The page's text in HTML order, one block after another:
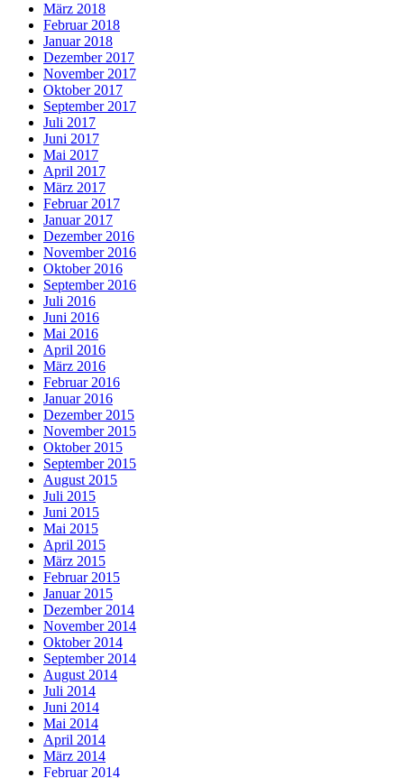
März 2018
Februar 2018
Januar 2018
Dezember 2017
November 2017
Oktober 2017
September 2017
Juli 2017
Juni 2017
Mai 2017
April 2017
März 2017
Februar 2017
Januar 2017
Dezember 2016
November 2016
Oktober 2016
September 2016
Juli 2016
Juni 2016
Mai 2016
April 2016
März 2016
Februar 2016
Januar 2016
Dezember 2015
November 2015
Oktober 2015
September 2015
August 2015
Juli 2015
Juni 2015
Mai 2015
April 2015
März 2015
Februar 2015
Januar 2015
Dezember 2014
November 2014
Oktober 2014
September 2014
August 2014
Juli 2014
Juni 2014
Mai 2014
April 2014
März 2014
Februar 2014